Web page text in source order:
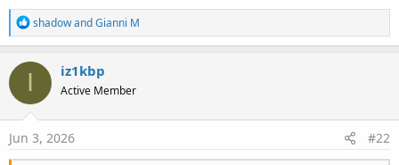
R
e
a
c
o
n
s
shadowandGianni M
I iz1kbp
Active Member
Jun 3, 2026 #22